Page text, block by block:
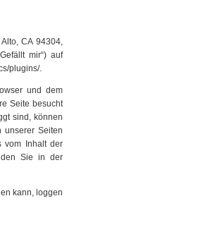
CA 94304,
mir“) auf
plugins/.
und dem
Seite besucht
sind, können
unserer Seiten
vom Inhalt der
Sie in der
kann, loggen